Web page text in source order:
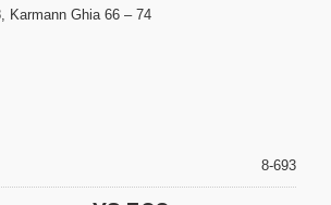
Karmann Ghia 66 – 74
8-693